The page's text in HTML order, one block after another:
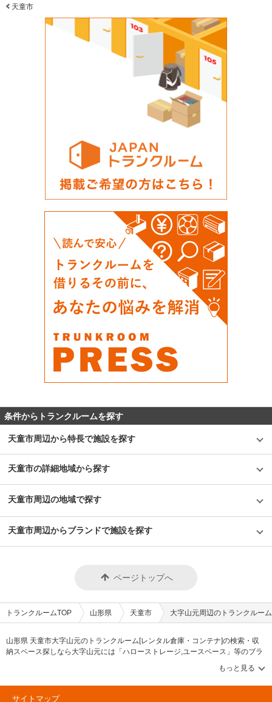
天童市
条件からトランクルームを探す
天童市周辺から特長で施設を探す
天童市の詳細地域から探す
天童市周辺の地域で探す
天童市周辺からブランドで施設を探す
ページトップへ
トランクルームTOP 山形県 天童市 大字山元周辺のトランクルー
山形県 天童市大字山元のトランクルーム[レンタル倉庫・コンテナ]の検索・収
納スペース探しなら大字山元には「ハローストレージ,ユースペース」等のブラ
ンドが掲載されています。借りたい地域から探して、広さ・料金[賃料]・セキュ
リティ・空調完備・24時間出し入れ可能などの希望条件で絞込み！豊富な物件
数から様々な方法でご希望の収納スペースを簡単に探せるトランクルーム情報
サイトです。大字山元で気になるトランクルームを見つけたら、メールか電話
サイトマップ